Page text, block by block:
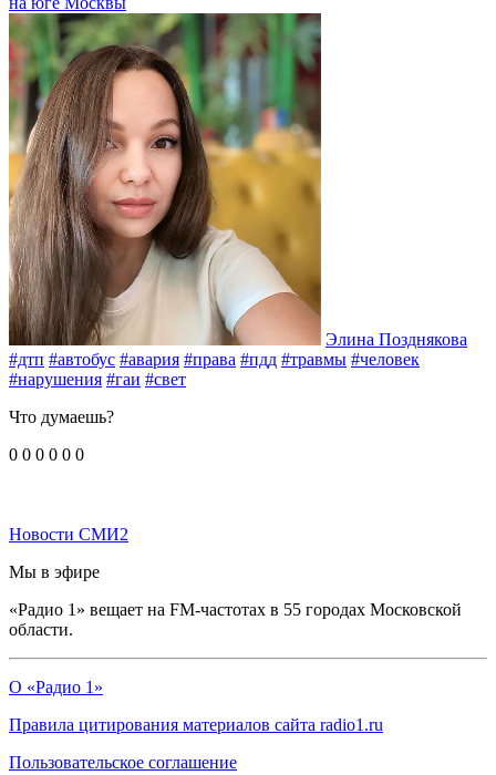
Элина Позднякова
#дтп #автобус #авария #права #пдд #травмы #человек
#нарушения #гаи #свет
Что думаешь?
0 0 0 0 0 0
Новости СМИ2
Мы в эфире
«Радио 1» вещает на FM-частотах в 55 городах Московской
области.
О «Радио 1»
Правила цитирования материалов сайта radio1.ru
Пользовательское соглашение